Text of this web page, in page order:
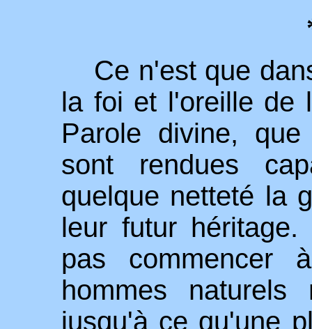
Ce n'est que
la foi et l'oreille de
Parole divine, que
sont rendues
quelque netteté la
leur futur
pas commencer
hommes
jusqu'à ce qu'une